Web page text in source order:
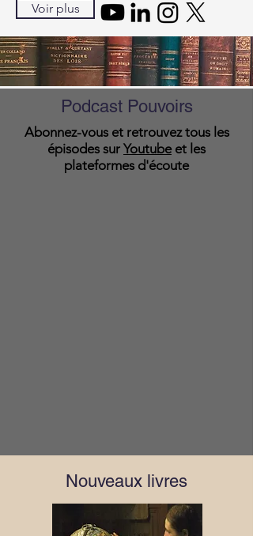
Voir plus
Podcast Pouvoirs
Abonnez-vous et retrouvez tous les
épisodes sur Youtube et les
plateformes d'écoute
Nouveaux livres